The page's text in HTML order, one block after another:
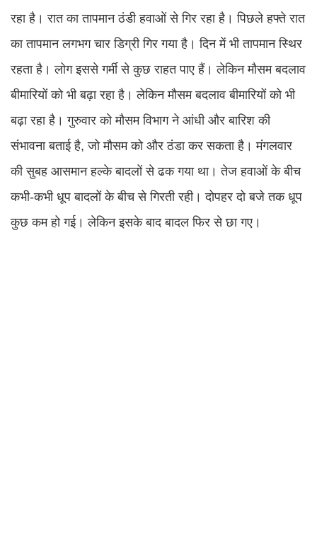
रहा है। रात का तापमान ठंडी हवाओं से गिर रहा है। पिछले हफ्ते रात
का तापमान लगभग चार डिग्री गिर गया है। दिन में भी तापमान स्थिर
रहता है। लोग इससे गर्मी से कुछ राहत पाए हैं। लेकिन मौसम बदलाव
बीमारियों को भी बढ़ा रहा है। लेकिन मौसम बदलाव बीमारियों को भी
बढ़ा रहा है। गुरुवार को मौसम विभाग ने आंधी और बारिश की
संभावना बताई है, जो मौसम को और ठंडा कर सकता है। मंगलवार
की सुबह आसमान हल्के बादलों से ढक गया था। तेज हवाओं के बीच
कभी-कभी धूप बादलों के बीच से गिरती रही। दोपहर दो बजे तक धूप
कुछ कम हो गई। लेकिन इसके बाद बादल फिर से छा गए।